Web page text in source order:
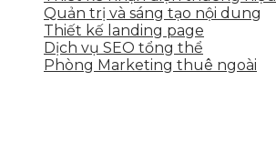
Quản trị và sáng tạo nội dung
Thiết kế landing page
Dịch vụ SEO tổng thể
Phòng Marketing thuê ngoài